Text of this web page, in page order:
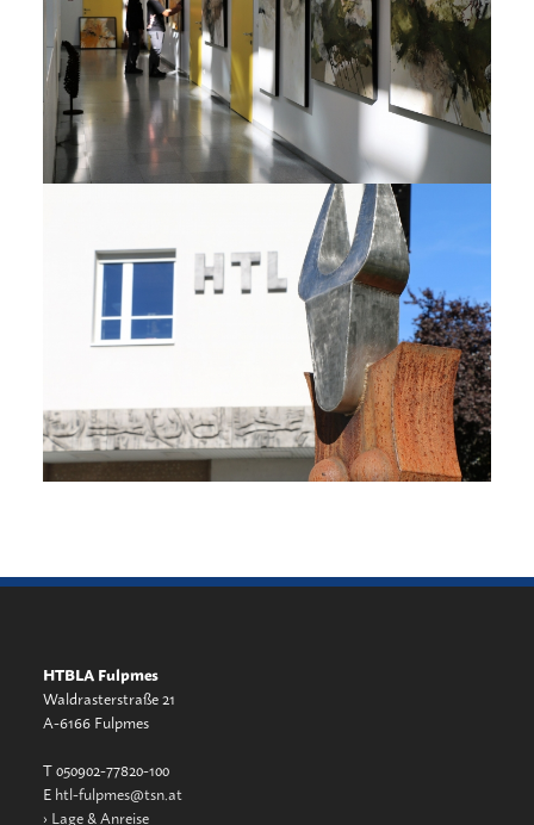
HTBLA Fulpmes
Waldrasterstraße 21
A-6166 Fulpmes
T 050902-77820-100
Ehtl-fulpmes@tsn.at
› Lage & Anreise